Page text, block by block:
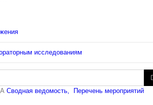
исследованиям
Сводная ведомость, Перечень мероприятий